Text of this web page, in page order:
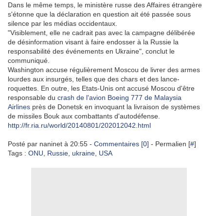
Dans le même temps, le ministère russe des Affaires étrangère
s'étonne que la déclaration en question ait été passée sous
silence par les médias occidentaux.
"Visiblement, elle ne cadrait pas avec la campagne délibérée
de désinformation visant à faire endosser à la Russie la
responsabilité des événements en Ukraine", conclut le
communiqué.
Washington accuse régulièrement Moscou de livrer des armes
lourdes aux insurgés, telles que des chars et des lance-
roquettes. En outre, les Etats-Unis ont accusé Moscou d'être
responsable du crash de l'avion Boeing 777 de Malaysia
Airlines près de Donetsk en invoquant la livraison de systèmes
de missiles Bouk aux combattants d'autodéfense.
http://fr.ria.ru/world/20140801/202012042.html
Posté par naninet à 20:55 - Commentaires [0] - Permalien [#]
Tags : ONU Russie ukraine USA